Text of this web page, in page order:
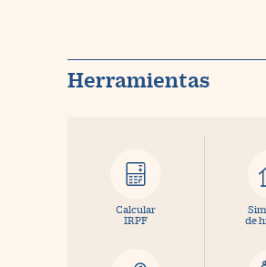
Herramientas
Calcular
IRPF
de